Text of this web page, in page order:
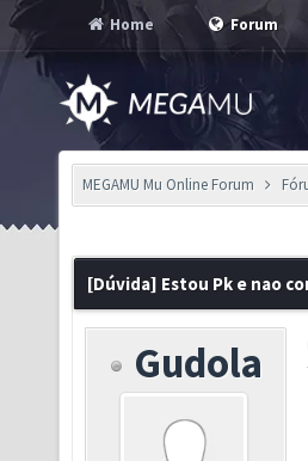
Home Forum
MEGAMU Mu Online Forum
[Dúvida] Estou Pk e nao
Gudola